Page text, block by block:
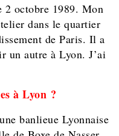
2 octobre 1989. Mon
dans le quartier
de Paris. Il a
un autre à Lyon. J’ai
à Lyon ?
banlieue Lyonnaise